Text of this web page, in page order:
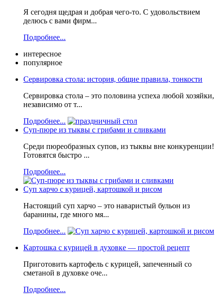
Я сегодня щедрая и добрая чего-то. С удовольствием
делюсь с вами фирм...
Подробнее...
интересное
популярное
Сервировка стола: история, общие правила, тонкости
Сервировка стола – это половина успеха любой хозяйки,
независимо от т...
Подробнее...
Суп-пюре из тыквы с грибами и сливками
Среди пюреобразных супов, из тыквы вне конкуренции!
Готовятся быстро ...
Подробнее...
Суп харчо с курицей, картошкой и рисом
Настоящий суп харчо – это наваристый бульон из
баранины, где много мя...
Подробнее...
Картошка с курицей в духовке — простой рецепт
Приготовить картофель с курицей, запеченный со
сметаной в духовке оче...
Подробнее...